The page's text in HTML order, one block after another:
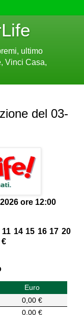
ultimo
Vinci Casa,
del 03-
ore 12:00
14 15 16 17 20
€
Euro
0,00 €
0,00 €